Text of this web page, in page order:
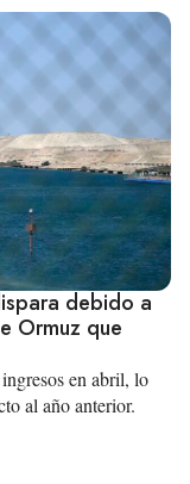
debido a
Ormuz que
en abril, lo
al año anterior.